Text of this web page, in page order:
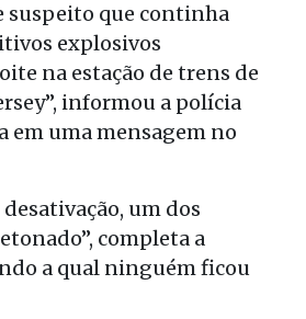
suspeito que continha
explosivos
na estação de trens de
informou a polícia
em uma mensagem no
um dos
completa a
a qual ninguém ficou